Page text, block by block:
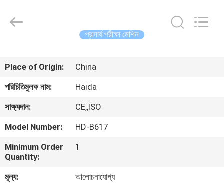
পণ্য
ভিআর
প্রসার্য পরীক্ষা মেশিন
Place of Origin:
China
পরিচিতিমুলক নাম:
Haida
সাক্ষ্যদান:
CE,,ISO
Model Number:
HD-B617
Minimum Order
Quantity:
1
মূল্য:
আলোচনাযোগ্য